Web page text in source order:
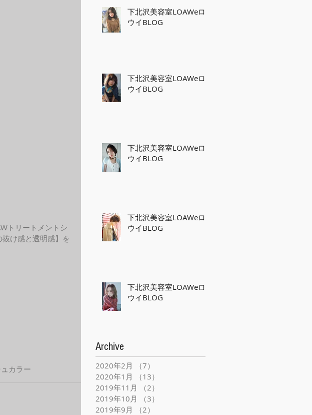
トリートメントシ
け感と透明感】を
カラー
下北沢美容室LOAWeロ
ウイBLOG
下北沢美容室LOAWeロ
ウイBLOG
下北沢美容室LOAWeロ
ウイBLOG
下北沢美容室LOAWeロ
ウイBLOG
下北沢美容室LOAWeロ
ウイBLOG
Archive
2020年2月 （7）
2020年1月
（13）
2019年11月
（2）
2019年10月
（3）
2019年9月
（2）